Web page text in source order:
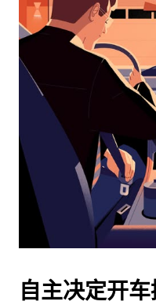
日
并
期。
按
退
闭
日
自主决定开